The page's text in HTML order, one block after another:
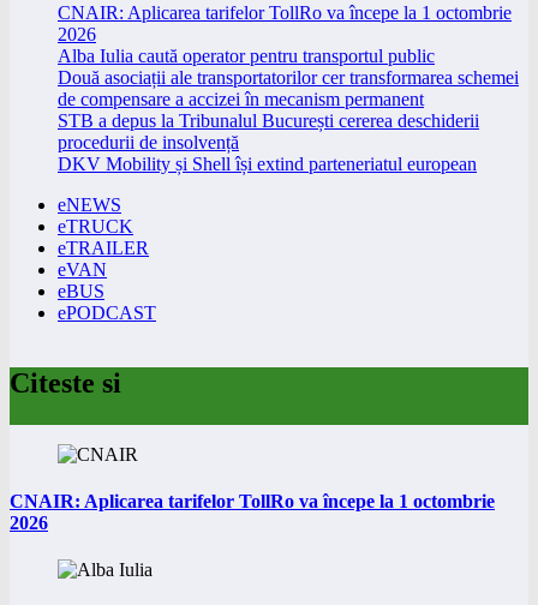
CNAIR: Aplicarea tarifelor TollRo va începe la 1 octombrie
2026
Alba Iulia caută operator pentru transportul public
Două asociații ale transportatorilor cer transformarea schemei
de compensare a accizei în mecanism permanent
STB a depus la Tribunalul București cererea deschiderii
procedurii de insolvență
DKV Mobility și Shell își extind parteneriatul european
eNEWS
eTRUCK
eTRAILER
eVAN
eBUS
ePODCAST
Citeste si
CNAIR: Aplicarea tarifelor TollRo va începe la 1 octombrie
2026